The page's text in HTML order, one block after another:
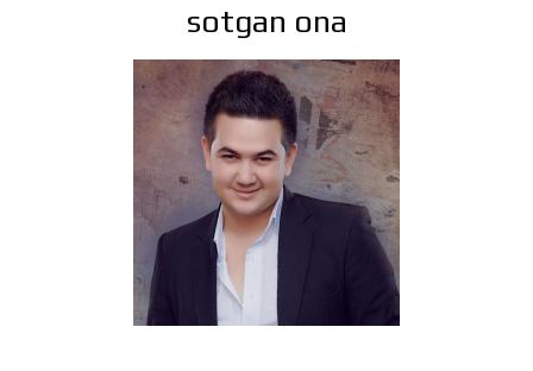
sotgan ona